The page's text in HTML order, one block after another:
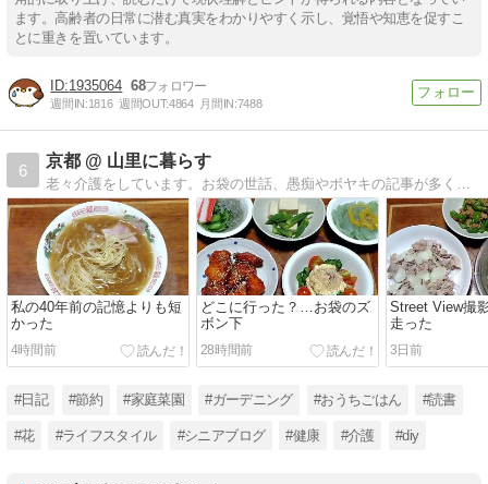
ます。高齢者の日常に潜む真実をわかりやすく示し、覚悟や知恵を促すこ
とに重きを置いています。
1935064 68
週間IN:1816 週間OUT:4864 月間IN:7488
6
京都 @ 山里に暮らす
私の40年前の記憶よりも短
かった
4時間前
どこに行った？…お袋のズ
ボン下
28時間前
Street View撮
走った
3日前
#日記 #節約 #家庭菜園 #ガーデニング #おうちごはん #読書
#花 #ライフスタイル #シニアブログ #健康 #介護 #diy